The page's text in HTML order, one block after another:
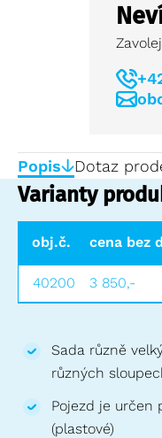
Popis Dotaz
Varianty
obj.č. cena bez
40200 3 850,-
Sada různě
různých
Pojezd je určen
(plastové)